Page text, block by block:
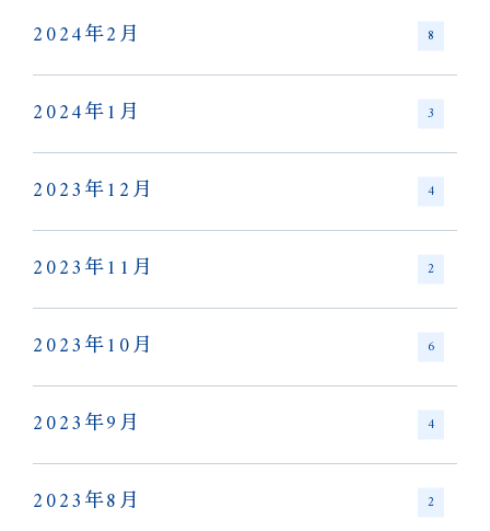
2024年2月 8
2024年1月 3
2023年12月 4
2023年11月 2
2023年10月 6
2023年9月 4
2023年8月 2